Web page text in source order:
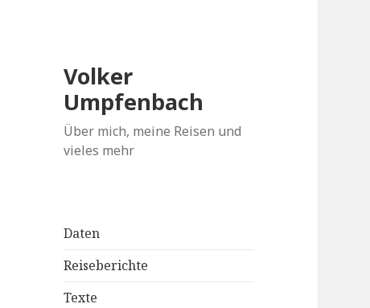
Volker
Umpfenbach
Über mich, meine Reisen und
vieles mehr
Daten
Reiseberichte
Texte